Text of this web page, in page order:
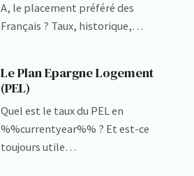
A, le placement préféré des
Français ? Taux, historique,…
Le Plan Epargne Logement
(PEL)
Quel est le taux du PEL en
%%currentyear%% ? Et est-ce
toujours utile…